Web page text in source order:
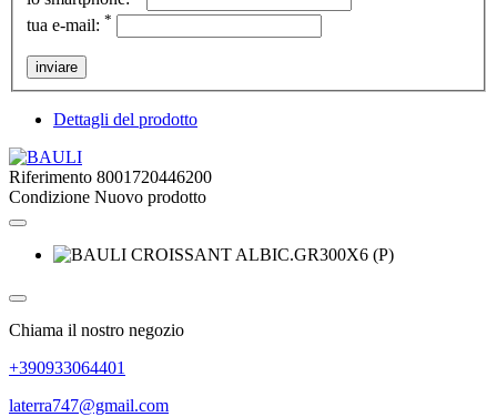
tua e-mail: *
inviare
Dettagli del prodotto
Riferimento 8001720446200
Condizione Nuovo prodotto
Chiama il nostro negozio
+390933064401
laterra747@gmail.com